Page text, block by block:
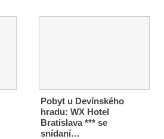
Pobyt u Devínského
hradu: WX Hotel
Bratislava *** se
snídaní…